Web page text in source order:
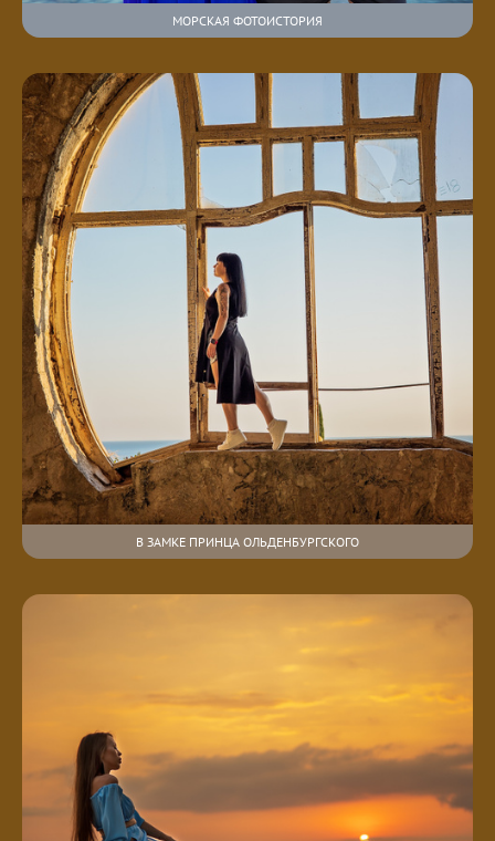
МОРСКАЯ ФОТОИСТОРИЯ
В ЗАМКЕ ПРИНЦА ОЛЬДЕНБУРГСКОГО